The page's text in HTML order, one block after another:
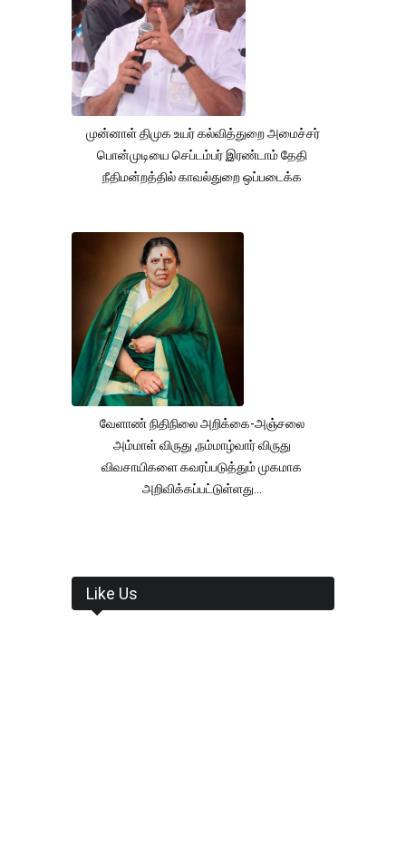
முன்னாள் திமுக உயர் கல்வித்துறை அமைச்சர்
பொன்முடியை செப்டம்பர் இரண்டாம் தேதி
நீதிமன்றத்தில் காவல்துறை ஒப்படைக்க
வேளாண் நிதிநிலை அறிக்கை-அஞ்சலை
அம்மாள் விருது ,நம்மாழ்வார் விருது
விவசாயிகளை கவரப்படுத்தும் முகமாக
அறிவிக்கப்பட்டுள்ளது...
Like Us